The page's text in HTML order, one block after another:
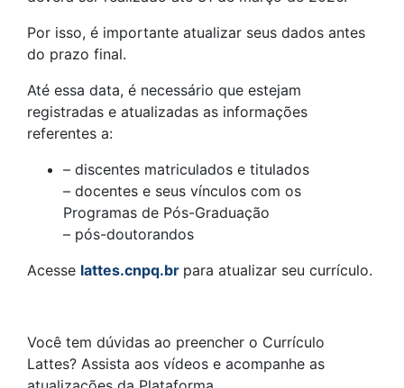
Por isso, é importante atualizar seus dados antes
do prazo final.
Até essa data, é necessário que estejam
registradas e atualizadas as informações
referentes a:
– discentes matriculados e titulados
– docentes e seus vínculos com os
Programas de Pós-Graduação
– pós-doutorandos
Acesse lattes.cnpq.br para atualizar seu currículo.
Você tem dúvidas ao preencher o Currículo
Lattes? Assista aos vídeos e acompanhe as